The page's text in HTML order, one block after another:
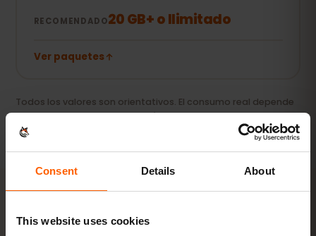
Consent Details About
This website uses cookies
RECOMENDADO20 GB+ o Ilimitado
Ver paquetes
Todos los valores son orientativos. El consumo real depende
del dispositivo, la configuración de las apps y tu uso.
ACTIVACIÓN